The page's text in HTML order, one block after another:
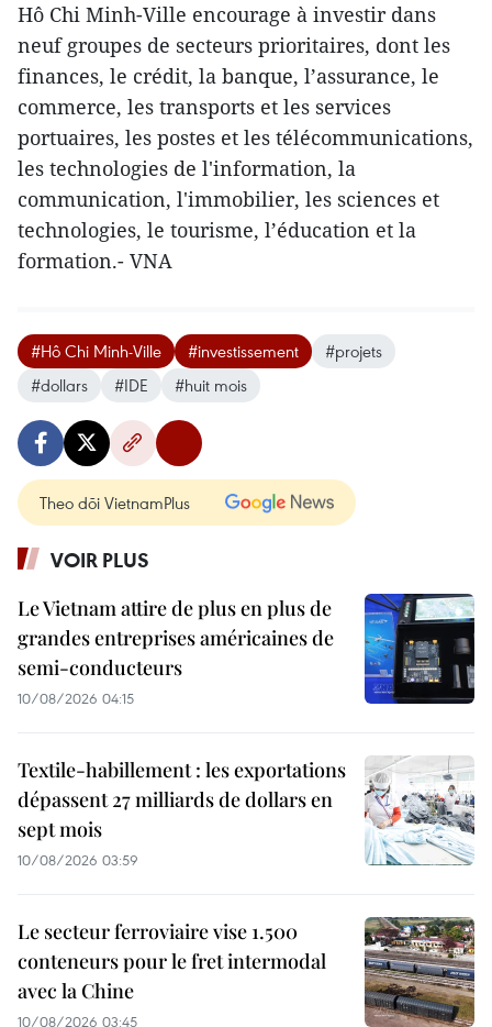
Hô Chi Minh-Ville encourage à investir dans
neuf groupes de secteurs prioritaires, dont les
finances, le crédit, la banque, l’assurance, le
commerce, les transports et les services
portuaires, les postes et les télécommunications,
les technologies de l'information, la
communication, l'immobilier, les sciences et
technologies, le tourisme, l’éducation et la
formation.- VNA
#Hô Chi Minh-Ville #investissement
#projets
#dollars
#IDE #huit mois
Theo dõi VietnamPlus
VOIR PLUS
Le Vietnam attire de plus en plus de
grandes entreprises américaines de
semi-conducteurs
10/08/2026 04:15
Textile-habillement : les exportations
dépassent 27 milliards de dollars en
sept mois
10/08/2026 03:59
Le secteur ferroviaire vise 1.500
conteneurs pour le fret intermodal
avec la Chine
10/08/2026 03:45